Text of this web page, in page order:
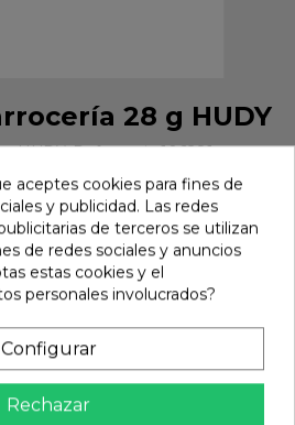
28 g HUDY
HUDY. Referencia 106281.
Ref: 106281
Añadir
aceptes cookies para fines de
y publicidad. Las redes
de terceros se utilizan
de redes sociales y anuncios
estas cookies y el
personales involucrados?
Configurar
Rechazar